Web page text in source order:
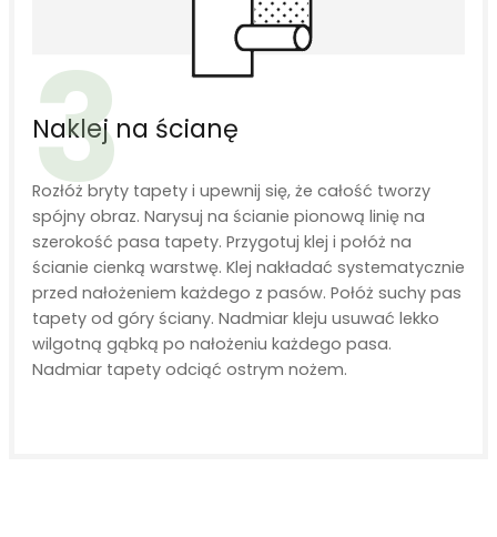
3
Naklej na ścianę
Rozłóż bryty tapety i upewnij się, że całość tworzy
spójny obraz. Narysuj na ścianie pionową linię na
szerokość pasa tapety. Przygotuj klej i połóż na
ścianie cienką warstwę. Klej nakładać systematycznie
przed nałożeniem każdego z pasów. Połóż suchy pas
tapety od góry ściany. Nadmiar kleju usuwać lekko
wilgotną gąbką po nałożeniu każdego pasa.
Nadmiar tapety odciąć ostrym nożem.